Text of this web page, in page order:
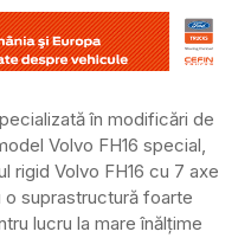
în modificări de
Volvo FH16 special,
rigid Volvo FH16 cu 7 axe
suprastructură foarte
lucru la mare înălțime